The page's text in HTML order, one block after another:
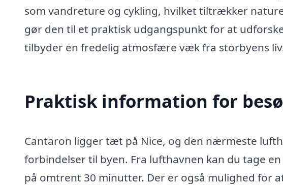
som vandreture og cykling, hvilket tiltrækker
gør den til et praktisk udgangspunkt for at
tilbyder en fredelig atmosfære væk fra storbyens
Praktisk information for
Cantaron ligger tæt på Nice, og den nærmeste
forbindelser til byen. Fra lufthavnen kan du tage
på omtrent 30 minutter. Der er også mulighed for